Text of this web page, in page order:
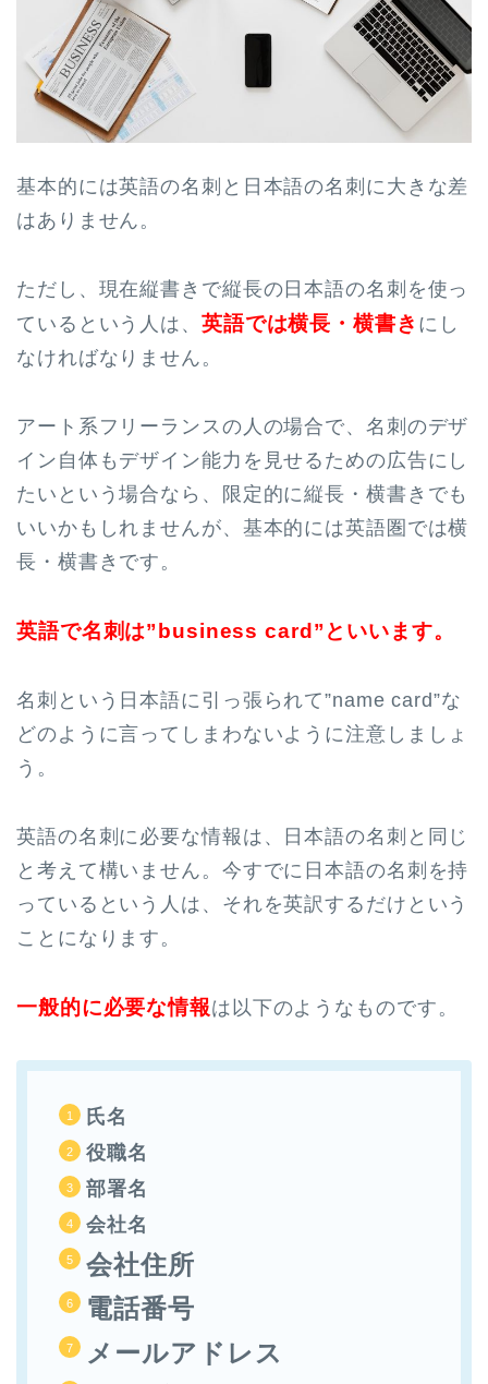
基本的には英語の名刺と日本語の名刺に大きな差
はありません。
ただし、現在縦書きで縦長の日本語の名刺を使っ
ているという人は、 英語では横長・横書き にし
なければなりません。
アート系フリーランスの人の場合で、名刺のデザ
イン自体もデザイン能力を見せるための広告にし
たいという場合なら、限定的に縦長・横書きでも
いいかもしれませんが、基本的には英語圏では横
長・横書きです。
英語で名刺は”business card”といいます。
名刺という日本語に引っ張られて”name card”な
どのように言ってしまわないように注意しましょ
う。
英語の名刺に必要な情報は、日本語の名刺と同じ
と考えて構いません。今すでに日本語の名刺を持
っているという人は、それを英訳するだけという
ことになります。
一般的に必要な情報は以下のようなものです。
氏名
役職名
部署名
会社名
会社住所
電話番号
メールアドレス